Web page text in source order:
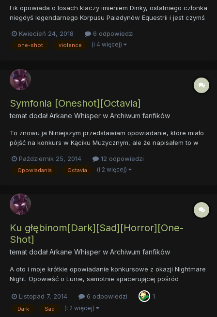
Fik opowiada o losach klaczy imieniem Dinky, ostatniego członka
niegdyś legendarnego Korpusu Paladynów Equestrii i jest czymś
Ones”, a także pomostem łączącym je fabularnie ze znanym i
nielubianym „Takifugu”. Jest suplementem tamtych opowieś...
Kwiecień 24, 2018 6 odpowiedzi
one-shot violence (i 4 więcej)
Symfonia [Oneshot][Octavia]
temat dodałArkane Whisper w Archiwum fanfików
To znowu ja Niniejszym przedstawiam opowiadanie, które miało
pójść na konkurs w Kąciku Muzycznym, ale że napisałem to w
czas zastanawiałem się co z tym fantem zrobić, aż
postanowiłem, iż go zamieszczę. Odpowiadam od razu na
Październik 25, 2014 12 odpowiedzi
Opowiadania Octavia (i 2 więcej)
Ku głębinom[Dark][Sad][Horror][One-
Shot]
temat dodałArkane Whisper w Archiwum fanfików
A oto i moje krótkie opowiadanie konkursowe z okazji Nightmare
Night. Opowieść o Lunie, samotnie spacerującej pośród
głębinom[Dark][sad][Horror][One-Shot] Życzę miłej lektury P.S.
Jak się nazbiera więcej takich krótkich opowiadań,...
Listopad 7, 2014 6 odpowiedzi 1
Dark Sad (i 2 więcej)